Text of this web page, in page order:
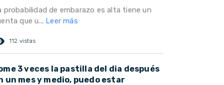
probabilidad de embarazo es alta tiene un
que u... Leer más
112 vistas
3 veces la pastilla del dia después
un mes y medio, puedo estar